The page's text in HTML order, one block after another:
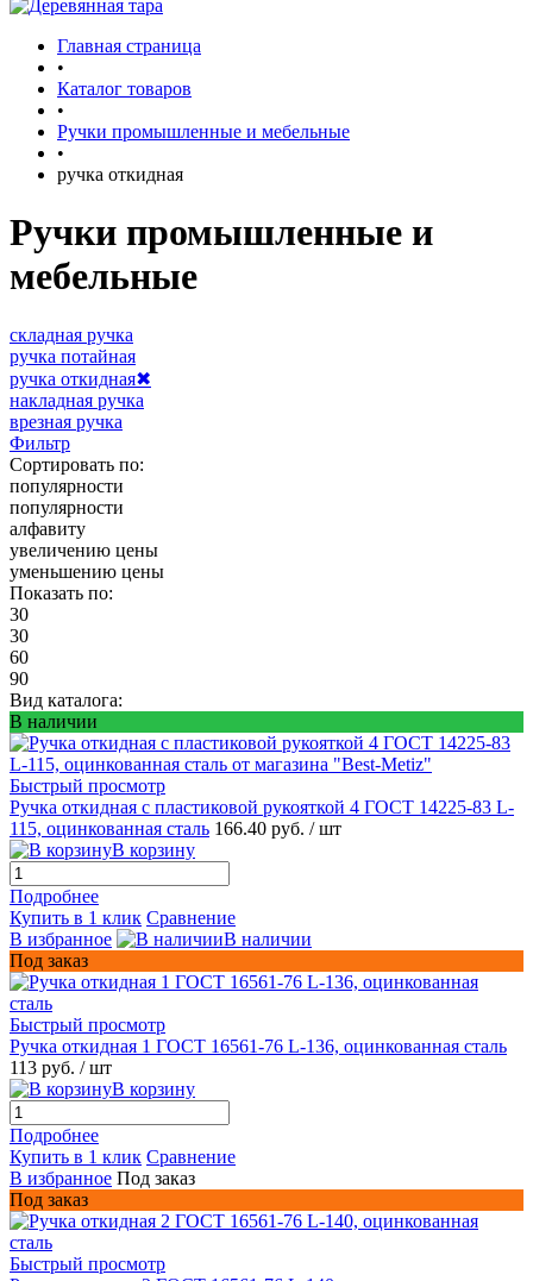
Главная страница
•
Каталог товаров
•
Ручки промышленные и мебельные
•
ручка откидная
Ручки промышленные и
мебельные
складная ручка
ручка потайная
ручка откидная✖
накладная ручка
врезная ручка
Фильтр
Сортировать по:
популярности
популярности
алфавиту
увеличению цены
уменьшению цены
Показать по:
30
30
60
90
Вид каталога:
В наличии
Быстрый просмотр
Ручка откидная с пластиковой рукояткой 4 ГОСТ 14225-83 L-
115, оцинкованная сталь 166.40 руб. / шт
В корзину
Подробнее
Купить в 1 клик Сравнение
В избранное
В наличии
Под заказ
Быстрый просмотр
Ручка откидная 1 ГОСТ 16561-76 L-136, оцинкованная сталь
113 руб. / шт
В корзину
Подробнее
Купить в 1 клик Сравнение
В избранное Под заказ
Под заказ
Быстрый просмотр